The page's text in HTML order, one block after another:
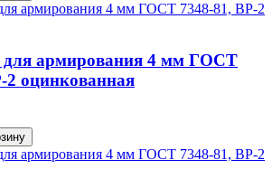
для армирования 4 мм ГОСТ
2 оцинкованная